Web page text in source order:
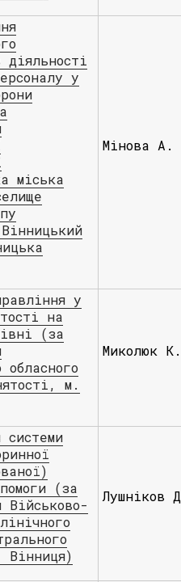
у
міська
Мінова А.
у
на
(за
обласного
м.
Миколюк К.
системи
(за
Військово-
Лушніков